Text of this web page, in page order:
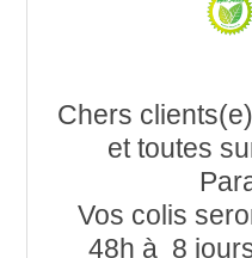
Chers
et toutes
Vos colis
48h à 8